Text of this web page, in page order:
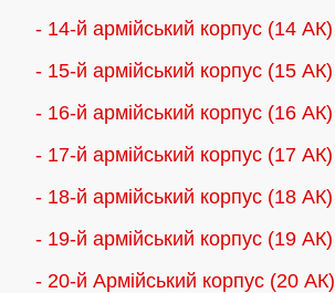
- 14-й армійський корпус (14 АК)
- 15-й армійський корпус (15 АК)
- 16-й армійський корпус (16 АК)
- 17-й армійський корпус (17 АК)
- 18-й армійський корпус (18 AК)
- 19-й армійський корпус (19 АК)
- 20-й Армійський корпус (20 АК)